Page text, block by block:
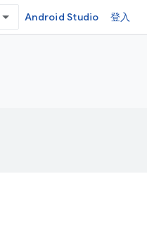
Android Studio 登入